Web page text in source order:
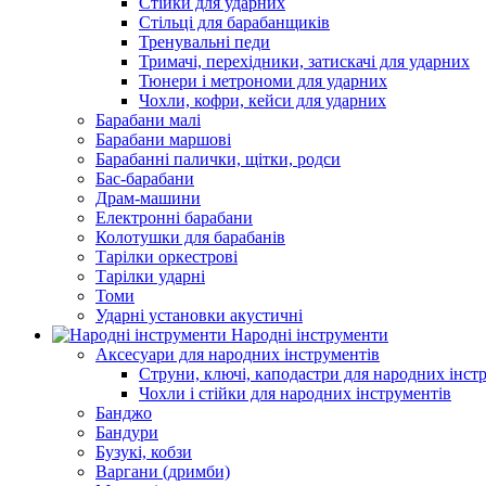
Стільці для барабанщиків
Тренувальні педи
Тримачі, перехідники, затискачі для ударних
Тюнери і метрономи для ударних
Чохли, кофри, кейси для ударних
Барабани малі
Барабани маршові
Барабанні палички, щітки, родси
Бас-барабани
Драм-машини
Електронні барабани
Колотушки для барабанів
Тарілки оркестрові
Тарілки ударні
Томи
Ударні установки акустичні
Народні інструменти
Аксесуари для народних інструментів
Струни, ключі, каподастри для народних
Чохли і стійки для народних інструментів
Банджо
Бандури
Бузукі, кобзи
Варгани (дримби)